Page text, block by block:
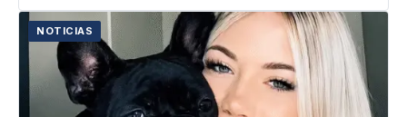
NOTICIAS